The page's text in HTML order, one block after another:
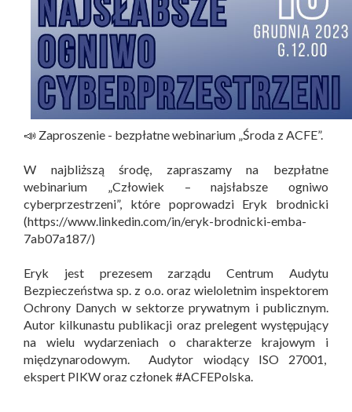
📣 Zaproszenie - bezpłatne webinarium „Środa z ACFE”.
W najbliższą środę, zapraszamy na bezpłatne
webinarium „Człowiek – najsłabsze ogniwo
cyberprzestrzeni”, które poprowadzi Eryk brodnicki
(https://www.linkedin.com/in/eryk-brodnicki-emba-
7ab07a187/)
Eryk jest prezesem zarządu Centrum Audytu
Bezpieczeństwa sp. z o.o. oraz wieloletnim inspektorem
Ochrony Danych w sektorze prywatnym i publicznym.
Autor kilkunastu publikacji oraz prelegent występujący
na wielu wydarzeniach o charakterze krajowym i
międzynarodowym. Audytor wiodący ISO 27001,
ekspert PIKW oraz członek #ACFEPolska.